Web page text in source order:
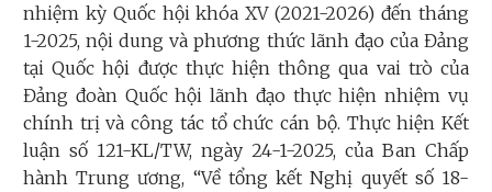
nhiệm kỳ Quốc hội khóa XV (2021-2026) đến tháng
1-2025, nội dung và phương thức lãnh đạo của Đảng
tại Quốc hội được thực hiện thông qua vai trò của
Đảng đoàn Quốc hội lãnh đạo thực hiện nhiệm vụ
chính trị và công tác tổ chức cán bộ. Thực hiện Kết
luận số 121-KL/TW, ngày 24-1-2025, của Ban Chấp
hành Trung ương, “Về tổng kết Nghị quyết số 18-